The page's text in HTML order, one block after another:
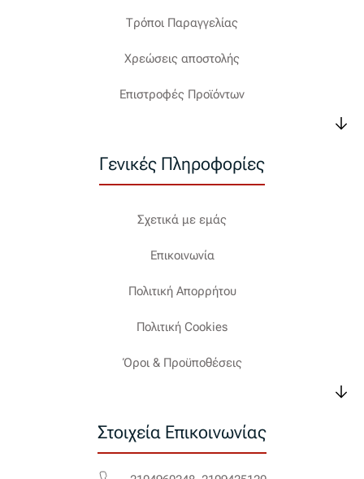
Τρόποι Παραγγελίας
Χρεώσεις αποστολής
Επιστροφές Προϊόντων
Γενικές Πληροφορίες
Σχετικά με εμάς
Επικοινωνία
Πολιτική Απορρήτου
Πολιτική Cookies
Όροι & Προϋποθέσεις
Στοιχεία Επικοινωνίας